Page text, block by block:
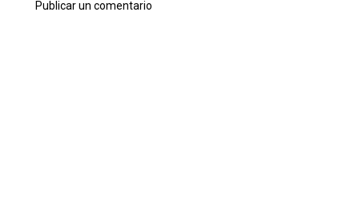
Publicar un comentario